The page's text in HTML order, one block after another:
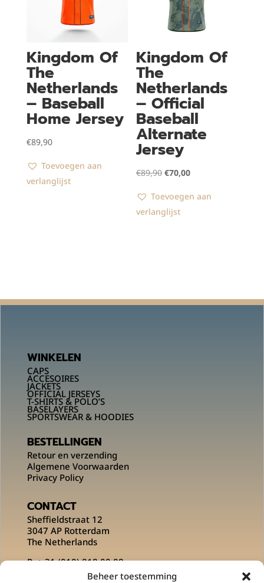
Beheer toestemming
Kingdom Of
The
Netherlands
– Baseball
Home Jersey
€89,90
Toevoegen aan
verlanglijst
Kingdom Of
The
Netherlands
– Official
Baseball
Alternate
Jersey
€89,90 Oorspronkelijke
was:
€89,90.
€70,00Huidige
is:
Toevoegen aan
verlanglijst
WINKELEN
CAPS
ACCESOIRES
JACKETS
OFFICIAL JERSEYS
T-SHIRTS & POLO’S
BASELAYERS
SPORTSWEAR & HOODIES
BESTELLINGEN
Retour en verzending
Algemene Voorwaarden
Privacy Policy
CONTACT
Sheffieldstraat 12
3047 AP Rotterdam
The Netherlands
P:+ 31 (010) 818 00 08
info@msportsofficial.com